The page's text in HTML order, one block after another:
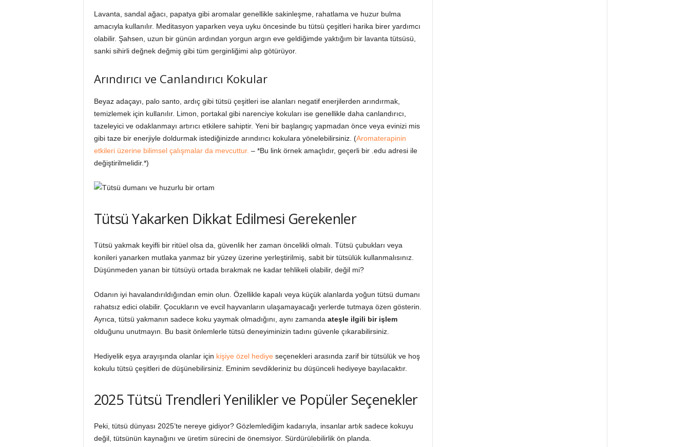
Lavanta, sandal ağacı, papatya gibi aromalar genellikle sakinleşme, rahatlama ve huzur bulma
amacıyla kullanılır. Meditasyon yaparken veya uyku öncesinde bu tütsü çeşitleri harika birer yardımcı
olabilir. Şahsen, uzun bir günün ardından yorgun argın eve geldiğimde yaktığım bir lavanta tütsüsü,
sanki sihirli değnek değmiş gibi tüm gerginliğimi alıp götürüyor.
Arındırıcı ve Canlandırıcı Kokular
Beyaz adaçayı, palo santo, ardıç gibi tütsü çeşitleri ise alanları negatif enerjilerden arındırmak,
temizlemek için kullanılır. Limon, portakal gibi narenciye kokuları ise genellikle daha canlandırıcı,
tazeleyici ve odaklanmayı artırıcı etkilere sahiptir. Yeni bir başlangıç yapmadan önce veya evinizi mis
gibi taze bir enerjiyle doldurmak istediğinizde arındırıcı kokulara yönelebilirsiniz. (Aromaterapinin
etkileri üzerine bilimsel çalışmalar da mevcuttur. – *Bu link örnek amaçlıdır, geçerli bir .edu adresi ile
değiştirilmelidir.*)
Tütsü Yakarken Dikkat Edilmesi Gerekenler
Tütsü yakmak keyifli bir ritüel olsa da, güvenlik her zaman öncelikli olmalı. Tütsü çubukları veya
konileri yanarken mutlaka yanmaz bir yüzey üzerine yerleştirilmiş, sabit bir tütsülük kullanmalısınız.
Düşünmeden yanan bir tütsüyü ortada bırakmak ne kadar tehlikeli olabilir, değil mi?
Odanın iyi havalandırıldığından emin olun. Özellikle kapalı veya küçük alanlarda yoğun tütsü dumanı
rahatsız edici olabilir. Çocukların ve evcil hayvanların ulaşamayacağı yerlerde tutmaya özen gösterin.
Ayrıca, tütsü yakmanın sadece koku yaymak olmadığını, aynı zamanda ateşle ilgili bir işlem
olduğunu unutmayın. Bu basit önlemlerle tütsü deneyiminizin tadını güvenle çıkarabilirsiniz.
Hediyelik eşya arayışında olanlar için kişiye özel hediyeseçenekleri arasında zarif bir tütsülük ve hoş
kokulu tütsü çeşitleri de düşünebilirsiniz. Eminim sevdikleriniz bu düşünceli hediyeye bayılacaktır.
2025 Tütsü Trendleri Yenilikler ve Popüler Seçenekler
Peki, tütsü dünyası 2025’te nereye gidiyor? Gözlemlediğim kadarıyla, insanlar artık sadece kokuyu
değil, tütsünün kaynağını ve üretim sürecini de önemsiyor. Sürdürülebilirlik ön planda.